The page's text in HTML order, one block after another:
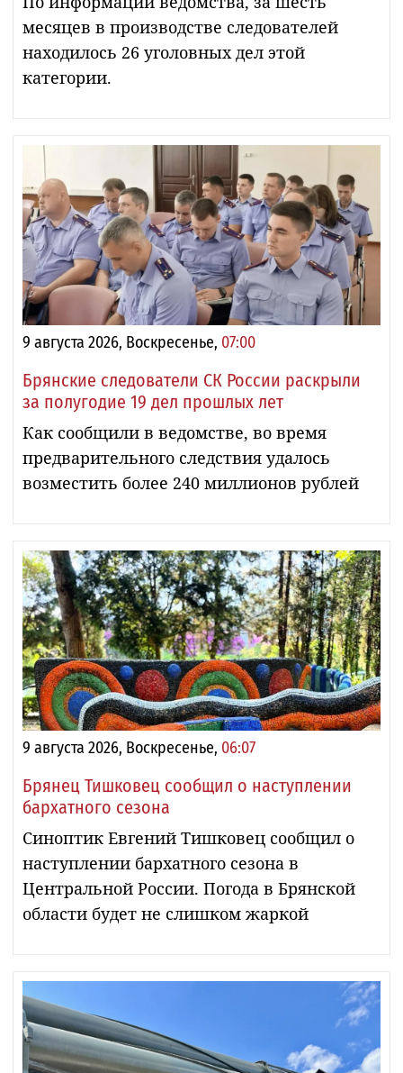
месяцев в производстве следователей
находилось 26 уголовных дел этой
категории.
9 августа 2026, Воскресенье, 07:00
Брянские следователи СК России раскрыли
за полугодие 19 дел прошлых лет
Как сообщили в ведомстве, во время
предварительного следствия удалось
возместить более 240 миллионов рублей
9 августа 2026, Воскресенье, 06:07
Брянец Тишковец сообщил о наступлении
бархатного сезона
Синоптик Евгений Тишковец сообщил о
наступлении бархатного сезона в
Центральной России. Погода в Брянской
области будет не слишком жаркой